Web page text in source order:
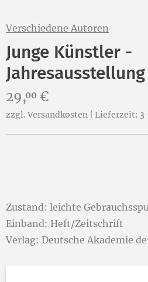
Verschiedene Autoren
Junge Künstler -
Jahresausstellung
Preis:
29,00 €
zzgl. Versandkosten | Lieferzeit: 3
Zustand: leichte
Einband: Heft/Zeitschrift
Verlag: Deutsche Akademie